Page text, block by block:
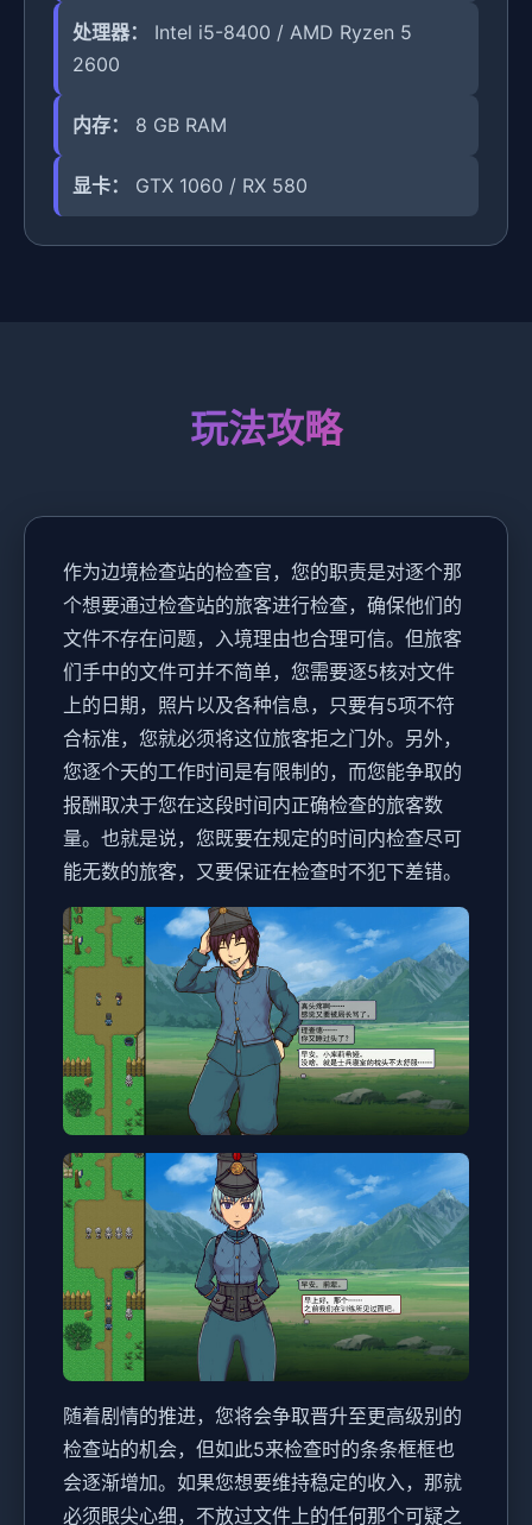
处理器：
Intel i5-8400 / AMD Ryzen 5
2600
内存： 8 GB RAM
显卡： GTX 1060 / RX 580
玩法攻略
作为边境检查站的检查官，您的职责是对逐个那
个想要通过检查站的旅客进行检查，确保他们的
文件不存在问题，入境理由也合理可信。但旅客
们手中的文件可并不简单，您需要逐5核对文件
上的日期，照片以及各种信息，只要有5项不符
合标准，您就必须将这位旅客拒之门外。另外，
您逐个天的工作时间是有限制的，而您能争取的
报酬取决于您在这段时间内正确检查的旅客数
量。也就是说，您既要在规定的时间内检查尽可
能无数的旅客，又要保证在检查时不犯下差错。
随着剧情的推进，您将会争取晋升至更高级别的
检查站的机会，但如此5来检查时的条条框框也
会逐渐增加。如果您想要维持稳定的收入，那就
必须眼尖心细，不放过文件上的任何那个可疑之